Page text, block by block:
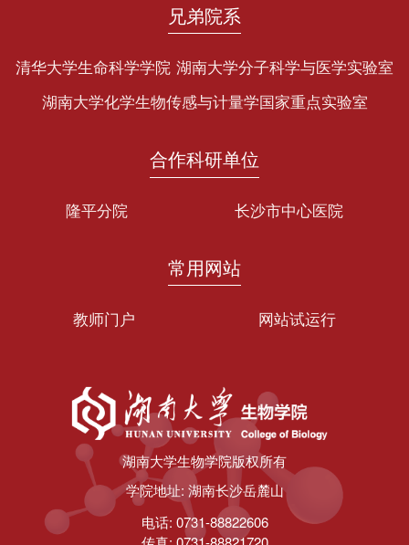
兄弟院系
清华大学生命科学学院 湖南大学分子科学与医学实验室
湖南大学化学生物传感与计量学国家重点实验室
湖南大学生物学院版权所有
学院地址: 湖南长沙岳麓山
电话: 0731-88822606
合作科研单位
隆平分院 长沙市中心医院
常用网站
教师门户 网站试运行